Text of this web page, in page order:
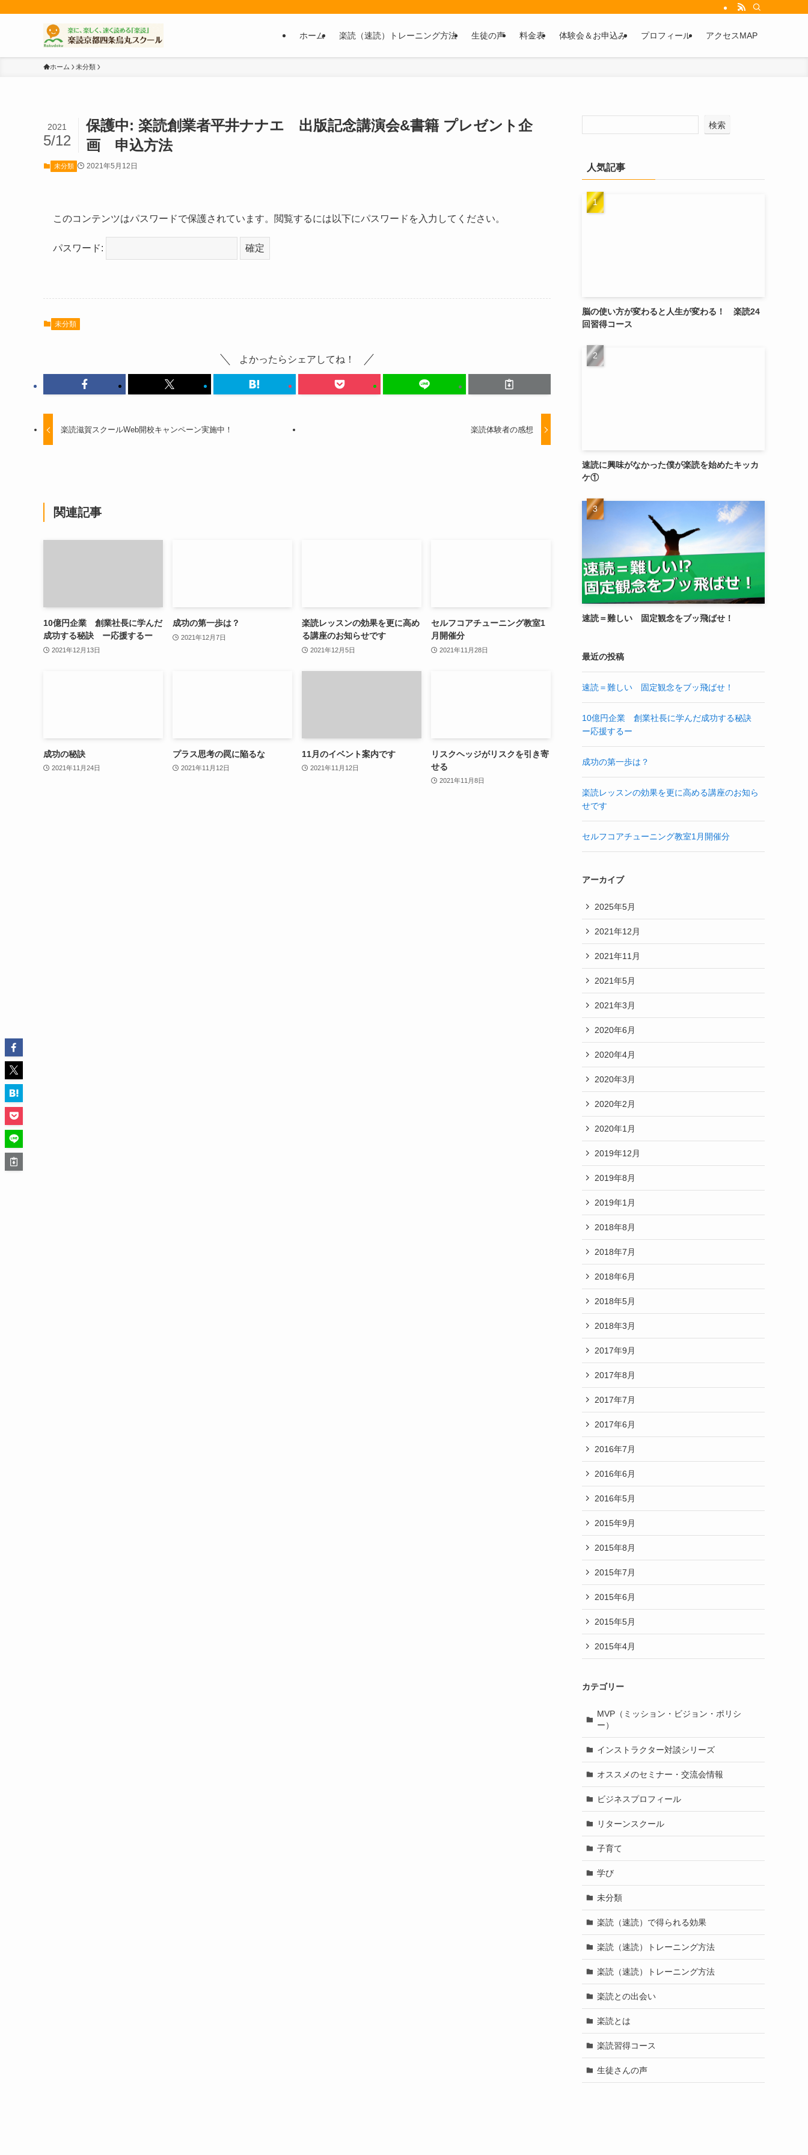
ホーム 楽読（速読）トレーニング方法 生徒の声 料金表 体験会＆お申込み プロフィール アクセスMAP
ホーム 未分類
保護中: 楽読創業者平井ナナエ 出版記念講演会&書籍 プレゼント企
画 申込方法
2021
5/12
未分類 2021年5月12日
このコンテンツはパスワードで保護されています。閲覧するには以下にパスワードを入力してください。
パスワード:
未分類
よかったらシェアしてね！
楽読滋賀スクールWeb開校キャンペーン実施中！ 楽読体験者の感想
関連記事
10億円企業 創業社長に学んだ
成功する秘訣 ー応援するー
2021年12月13日
成功の第一歩は？
2021年12月7日
楽読レッスンの効果を更に高め
る講座のお知らせです
2021年12月5日
セルフコアチューニング教室1
月開催分
2021年11月28日
成功の秘訣
2021年11月24日
プラス思考の罠に陥るな
2021年11月12日
11月のイベント案内です
2021年11月12日
リスクヘッジがリスクを引き寄
せる
2021年11月8日
検索
人気記事
脳の使い方が変わると人生が変わる！ 楽読24
回習得コース
速読に興味がなかった僕が楽読を始めたキッカ
ケ①
速読＝難しい 固定観念をブッ飛ばせ！
最近の投稿
速読＝難しい 固定観念をブッ飛ばせ！
10億円企業 創業社長に学んだ成功する秘訣
ー応援するー
成功の第一歩は？
楽読レッスンの効果を更に高める講座のお知ら
せです
セルフコアチューニング教室1月開催分
アーカイブ
2025年5月
2021年12月
2021年11月
2021年5月
2021年3月
2020年6月
2020年4月
2020年3月
2020年2月
2020年1月
2019年12月
2019年8月
2019年1月
2018年8月
2018年7月
2018年6月
2018年5月
2018年3月
2017年9月
2017年8月
2017年7月
2017年6月
2016年7月
2016年6月
2016年5月
2015年9月
2015年8月
2015年7月
2015年6月
2015年5月
2015年4月
カテゴリー
MVP（ミッション・ビジョン・ポリシ
ー）
インストラクター対談シリーズ
オススメのセミナー・交流会情報
ビジネスプロフィール
リターンスクール
子育て
学び
未分類
楽読（速読）で得られる効果
楽読（速読）トレーニング方法
楽読（速読）トレーニング方法
楽読との出会い
楽読とは
楽読習得コース
生徒さんの声